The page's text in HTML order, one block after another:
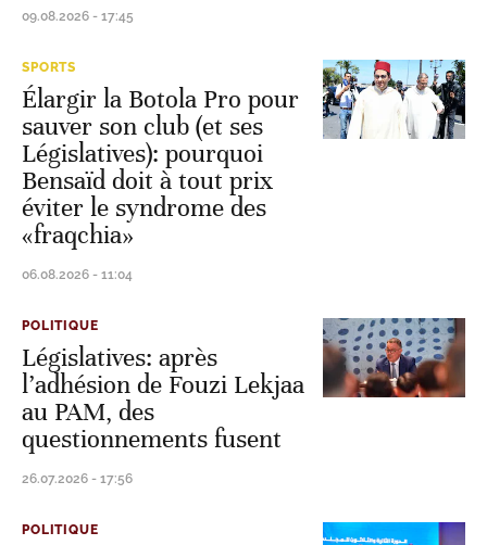
09.08.2026 - 17:45
SPORTS
Élargir la Botola Pro pour
sauver son club (et ses
Législatives): pourquoi
Bensaïd doit à tout prix
éviter le syndrome des
«fraqchia»
06.08.2026 - 11:04
POLITIQUE
Législatives: après
l’adhésion de Fouzi Lekjaa
au PAM, des
questionnements fusent
26.07.2026 - 17:56
POLITIQUE